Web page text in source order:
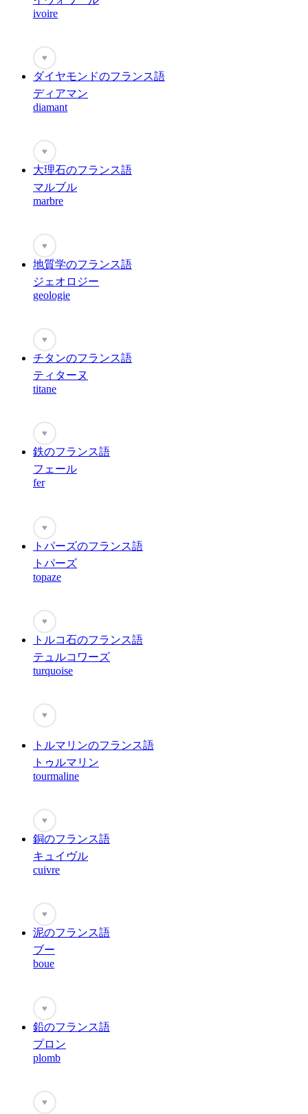
ivoire
♥
ダイヤモンドのフランス語
ディアマン
diamant
♥
大理石のフランス語
マルブル
marbre
♥
地質学のフランス語
ジェオロジー
geologie
♥
チタンのフランス語
ティターヌ
titane
♥
鉄のフランス語
フェール
fer
♥
トパーズのフランス語
トパーズ
topaze
♥
トルコ石のフランス語
テュルコワーズ
turquoise
♥
トルマリンのフランス語
トゥルマリン
tourmaline
♥
銅のフランス語
キュイヴル
cuivre
♥
泥のフランス語
ブー
boue
♥
鉛のフランス語
プロン
plomb
♥